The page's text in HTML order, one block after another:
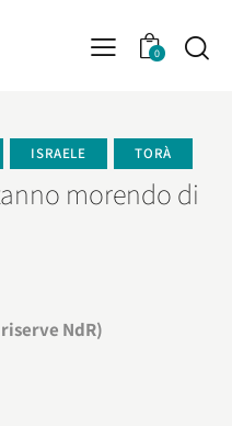
0
ISRAELE TORÀ
morendo di
NdR)